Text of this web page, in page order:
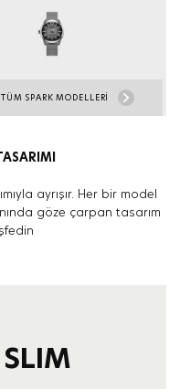
TÜM SPARK MODELLERİ
ayrışır. Her bir model
göze çarpan tasarım